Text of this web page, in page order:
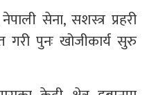
सेना, सशस्त्र प्रहरी
गरी पुनः खोजीकार्य सुरु